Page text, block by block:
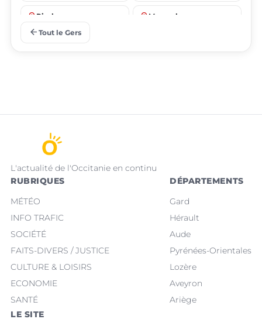
place Riscle place Masseube
arrow_back Tout le Gers
L'actualité de l'Occitanie en continu
RUBRIQUES
MÉTÉO
INFO TRAFIC
SOCIÉTÉ
FAITS-DIVERS / JUSTICE
CULTURE & LOISIRS
ECONOMIE
SANTÉ
DÉPARTEMENTS
Gard
Hérault
Aude
Pyrénées-Orientales
Lozère
Aveyron
Ariège
LE SITE